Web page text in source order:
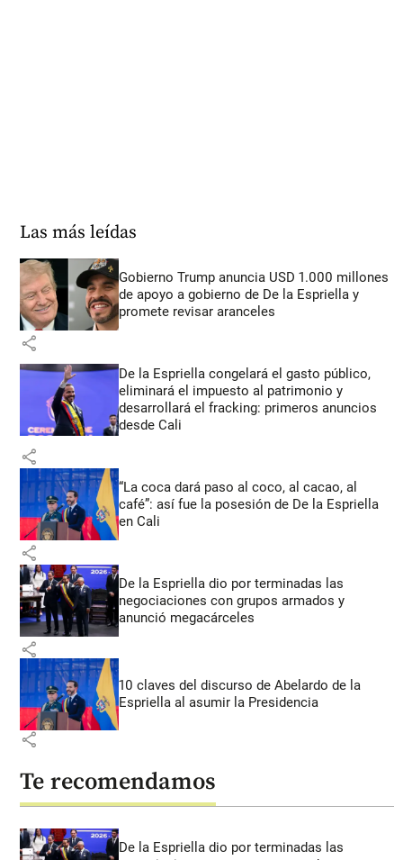
Las más leídas
Gobierno Trump anuncia USD 1.000 millones
de apoyo a gobierno de De la Espriella y
promete revisar aranceles
share
De la Espriella congelará el gasto público,
eliminará el impuesto al patrimonio y
desarrollará el fracking: primeros anuncios
desde Cali
share
“La coca dará paso al coco, al cacao, al
café”: así fue la posesión de De la Espriella
en Cali
share
De la Espriella dio por terminadas las
negociaciones con grupos armados y
anunció megacárceles
share
10 claves del discurso de Abelardo de la
Espriella al asumir la Presidencia
share
Te recomendamos
De la Espriella dio por terminadas las